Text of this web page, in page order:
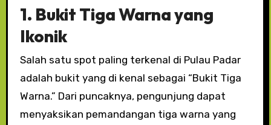
1. Bukit Tiga Warna yang
Ikonik
Salah satu spot paling terkenal di Pulau Padar
adalah bukit yang di kenal sebagai “Bukit Tiga
Warna.” Dari puncaknya, pengunjung dapat
menyaksikan pemandangan tiga warna yang